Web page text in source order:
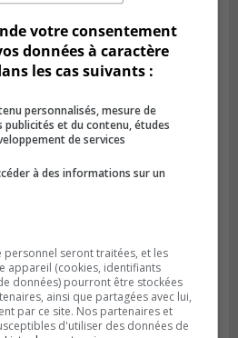
des fermetures sur
nouvelle flotte de
votre consentement
données à caractère
les cas suivants :
personnalisés, mesure de
publicités et du contenu, études
de services
à des informations sur un
personnel seront traitées, et les
appareil (cookies, identifiants
données) pourront être stockées
ainsi que partagées avec lui,
par ce site. Nos partenaires et
d'utiliser des données de